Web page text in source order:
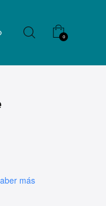
0
más